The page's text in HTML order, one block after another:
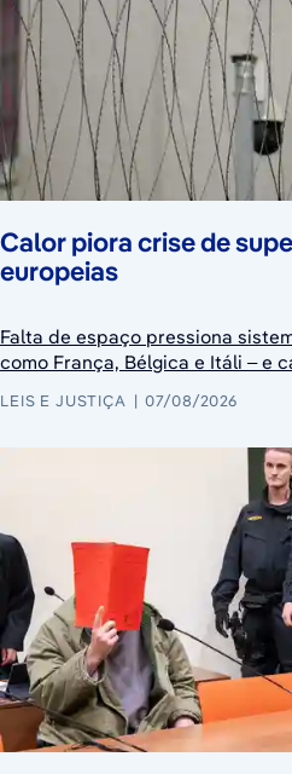
Calor piora crise de
europeias
Falta de espaço pressiona
como França, Bélgica e Itáli – e
LEIS E JUSTIÇA 07/08/2026